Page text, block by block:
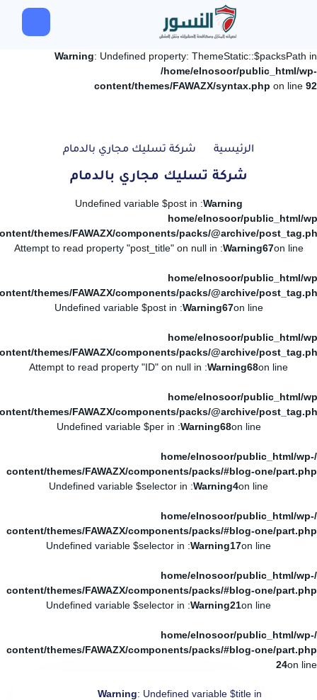
Warning: Undefined property: ThemeStatic::$packsPath in
/home/elnosoor/public_html/wp-
content/themes/FAWAZX/syntax.php on line 92
الرئيسية شركة تسليك مجاري بالدمام
شركة تسليك مجاري بالدمام
Warning
: Undefined variable $post in
/home/elnosoor/public_html/
themes/FAWAZX/components/packs/@archive/
on line
67
Warning
: Attempt to read property "post_title" on null in
/home/elnosoor/public_html/
themes/FAWAZX/components/packs/@archive/
on line
67
Warning
: Undefined variable $post in
/home/elnosoor/public_html/
themes/FAWAZX/components/packs/@archive/
on line
68
Warning
: Attempt to read property "ID" on null in
/home/elnosoor/public_html/
themes/FAWAZX/components/packs/@archive/
on line
68
Warning
: Undefined variable $per in
/home/elnosoor/public_html/wp-
content/themes/FAWAZX/components/packs/#blog-one/part.php
on line
4
Warning
: Undefined variable $selector in
/home/elnosoor/public_html/wp-
content/themes/FAWAZX/components/packs/#blog-one/part.php
on line
17
Warning
: Undefined variable $selector in
/home/elnosoor/public_html/wp-
content/themes/FAWAZX/components/packs/#blog-one/part.php
on line
21
Warning
: Undefined variable $selector in
/home/elnosoor/public_html/wp-
content/themes/FAWAZX/components/packs/#blog-one/part.php
on line
24
Warning: Undefined variable $title in